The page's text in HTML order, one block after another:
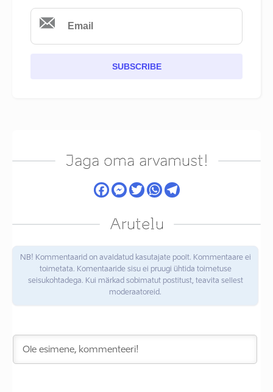
SUBSCRIBE
Jaga oma arvamust!
Arutelu
NB! Kommentaarid on avaldatud kasutajate poolt. Kommentaare ei
toimetata. Komentaaride sisu ei pruugi ühtida toimetuse
seisukohtadega. Kui märkad sobimatut postitust, teavita sellest
moderaatoreid.